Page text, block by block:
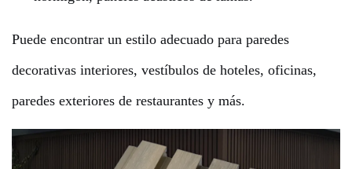
Puede encontrar un estilo adecuado para paredes
decorativas interiores, vestíbulos de hoteles, oficinas,
paredes exteriores de restaurantes y más.